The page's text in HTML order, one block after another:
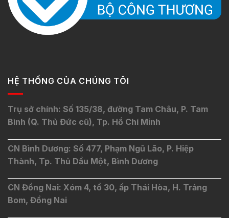
HỆ THỐNG CỦA CHÚNG TÔI
Trụ sở chính: Số 135/38, đường Tam Châu, P. Tam
Bình (Q. Thủ Đức cũ), Tp. Hồ Chí Minh
CN Bình Dương: Số 477, Phạm Ngũ Lão, P. Hiệp
Thành, Tp. Thủ Dầu Một, Bình Dương
CN Đồng Nai: Xóm 4, tổ 30, ấp Thái Hòa, H. Trảng
Bom, Đồng Nai